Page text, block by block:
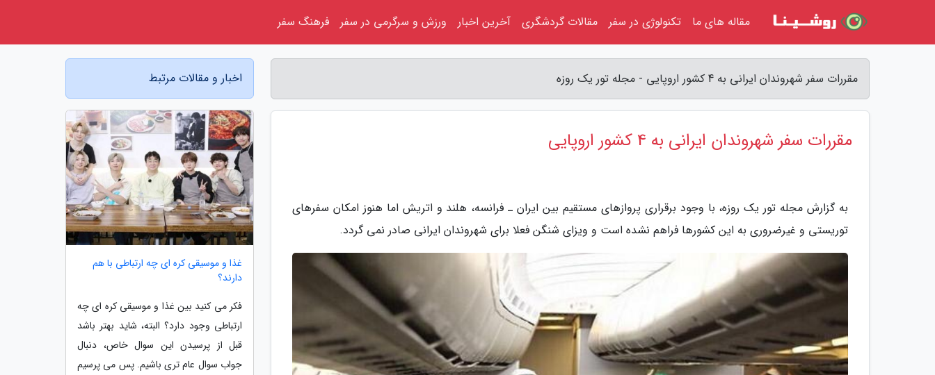
مقررات سفر شهروندان ایرانی به 4 کشور اروپایی - مجله تور یک روزه
مقررات سفر شهروندان ایرانی به 4 کشور اروپایی
به گزارش مجله تور یک روزه، با وجود برقراری پروازهای مستقیم بین ایران ـ فرانسه، هلند و اتریش اما هنوز امکان سفرهای
توریستی و غیرضروری به این کشورها فراهم نشده است و ویزای شنگن فعلا برای شهروندان ایرانی صادر نمی گردد.
اخبار و مقالات مرتبط
غذا و موسیقی کره ای چه ارتباطی با هم
دارند؟
فکر می کنید بین غذا و موسیقی کره ای چه
ارتباطی وجود دارد؟ البته، شاید بهتر باشد
قبل از پرسیدن این سوال خاص، دنبال
جواب سوال عام تری باشیم. پس می پرسیم
مقاله های ما تکنولوژی در سفر مقالات گردشگری آخرین اخبار ورزش و سرگرمی در سفر فرهنگ سفر